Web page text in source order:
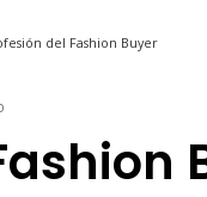
del Fashion Buyer